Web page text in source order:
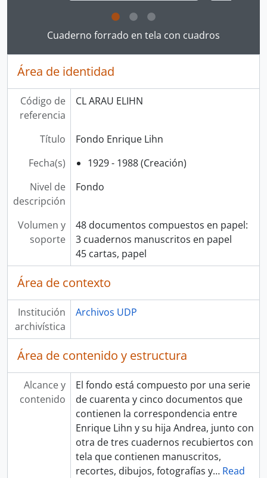
Clicking this description title link will open the
Cuaderno forrado en tela con cuadros
Área de identidad
Código de
referencia
CL ARAU ELIHN
Título
Fondo Enrique Lihn
Fecha(s)
1929 - 1988 (Creación)
Nivel de
descripción
Fondo
Volumen y
soporte
48 documentos compuestos en papel:
3 cuadernos manuscritos en papel
45 cartas, papel
Área de contexto
Institución
archivística
Archivos UDP
Área de contenido y estructura
Alcance y
contenido
El fondo está compuesto por una serie
de cuarenta y cinco documentos que
contienen la correspondencia entre
Enrique Lihn y su hija Andrea, junto con
otra de tres cuadernos recubiertos con
tela que contienen manuscritos,
recortes, dibujos, fotografías y… Read